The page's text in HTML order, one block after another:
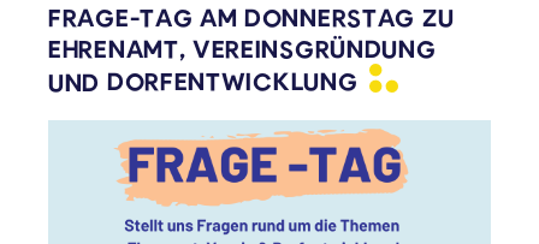
FRAGE-TAG AM DONNERSTAG ZU
EHRENAMT, VEREINSGRÜNDUNG
UND DORFENTWICKLUNG